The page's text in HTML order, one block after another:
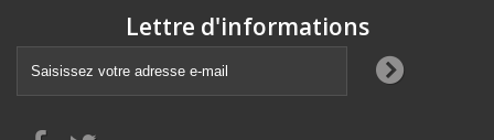
Lettre d'informations